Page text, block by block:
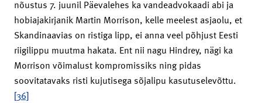
nõustus 7. juunil Päevalehes ka vandeadvokaadi abi ja
hobiajakirjanik Martin Morrison, kelle meelest asjaolu, et
Skandinaavias on ristiga lipp, ei anna veel põhjust Eesti
riigilippu muutma hakata. Ent nii nagu Hindrey, nägi ka
Morrison võimalust kompromissiks ning pidas
soovitatavaks risti kujutisega sõjalipu kasutuselevõttu.
[36]